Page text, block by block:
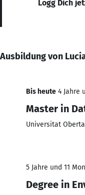
Logg Dich
Ausbildung von
Bis heute 4 Jahre
Master in
Universitat
5 Jahre und 11
Degree in